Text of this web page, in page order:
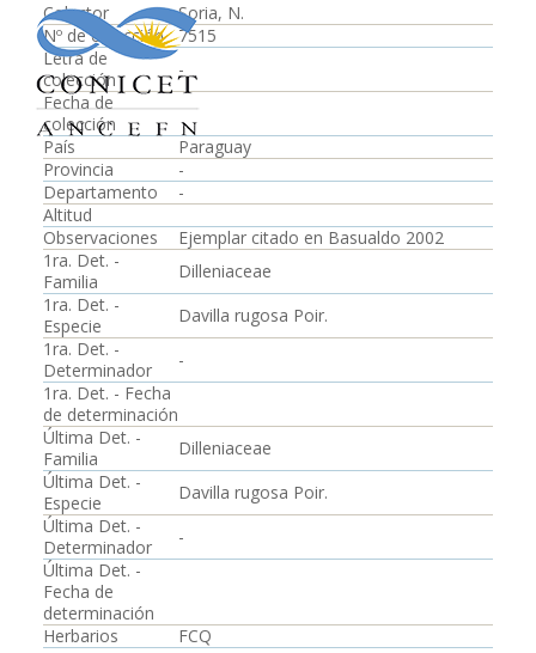
Colector
Soria, N.
Nº de colección
7515
Letra de
colección
-
Fecha de
colección
País
Paraguay
Provincia
-
Departamento
-
Altitud
Observaciones
Ejemplar citado en Basualdo 2002
1ra. Det. -
Familia
Dilleniaceae
1ra. Det. -
Especie
Davilla rugosa Poir.
1ra. Det. -
Determinador
-
1ra. Det. - Fecha
de determinación
Última Det. -
Familia
Dilleniaceae
Última Det. -
Especie
Davilla rugosa Poir.
Última Det. -
Determinador
-
Última Det. -
Fecha de
determinación
Herbarios
FCQ